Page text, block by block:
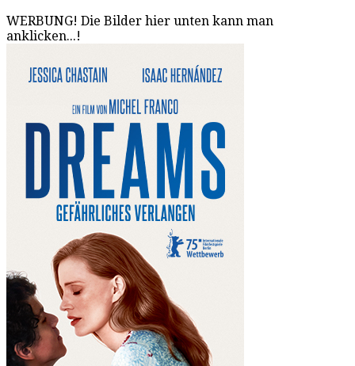
WERBUNG! Die Bilder hier unten kann man
anklicken...!